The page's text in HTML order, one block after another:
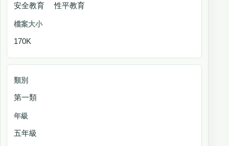
安全教育 性平教育
170K
第一類
五年級